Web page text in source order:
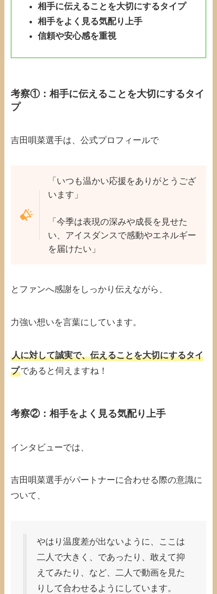
相手に伝えることを大切にするタイプ
相手をよく見る気配り上手
信頼や安心感を重視
考察①：相手に伝えることを大切にするタイ
プ
吉田唄菜選手は、公式プロフィールで
「いつも温かい応援をありがとうござ
います」
「今季は表現の深みや成長を見せた
い、アイスダンスで感動やエネルギー
を届けたい」
とファンへ感謝をしっかり伝えながら、
力強い想いを言葉にしています。
人に対して誠実で、伝えることを大切にするタイ
プであると伺えますね！
考察②：相手をよく見る気配り上手
インタビューでは、
吉田唄菜選手がパートナーに合わせる際の意識に
ついて、
やはり温度差が出ないように、ここは
二人で大きく、であったり、敢えて抑
えてみたり、など、二人で動画を見た
りして合わせるようにしています。